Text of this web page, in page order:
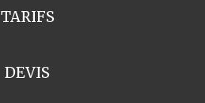
TARIFS
DEVIS